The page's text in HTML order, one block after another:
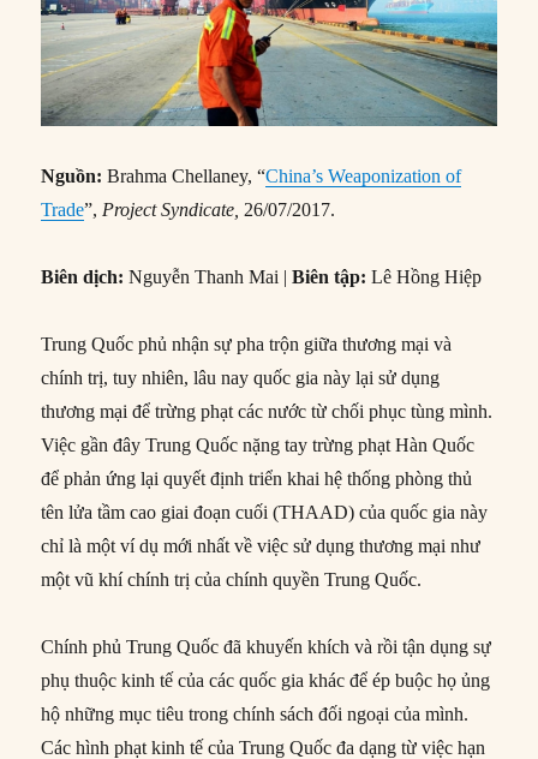
Nguồn:Brahma Chellaney, “China’s Weaponization of
Trade”, Project Syndicate, 26/07/2017.
Biên dịch:Nguyễn Thanh Mai |Biên tập:Lê Hồng Hiệp
Trung Quốc phủ nhận sự pha trộn giữa thương mại và
chính trị, tuy nhiên, lâu nay quốc gia này lại sử dụng
thương mại để trừng phạt các nước từ chối phục tùng mình.
Việc gần đây Trung Quốc nặng tay trừng phạt Hàn Quốc
để phản ứng lại quyết định triển khai hệ thống phòng thủ
tên lửa tầm cao giai đoạn cuối (THAAD) của quốc gia này
chỉ là một ví dụ mới nhất về việc sử dụng thương mại như
một vũ khí chính trị của chính quyền Trung Quốc.
Chính phủ Trung Quốc đã khuyến khích và rồi tận dụng sự
phụ thuộc kinh tế của các quốc gia khác để ép buộc họ ủng
hộ những mục tiêu trong chính sách đối ngoại của mình.
Các hình phạt kinh tế của Trung Quốc đa dạng từ việc hạn